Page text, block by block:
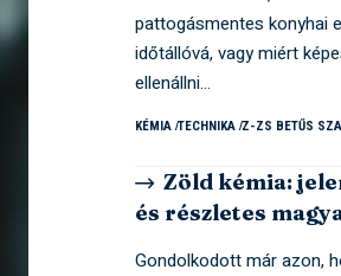
pattogásmentes konyhai
időtállóvá, vagy miért
ellenállni…
KÉMIA TECHNIKA Z-ZS BETŰS
Zöld kémia:
és részletes
Gondolkodott már azon,